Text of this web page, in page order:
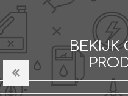
BEKIJK